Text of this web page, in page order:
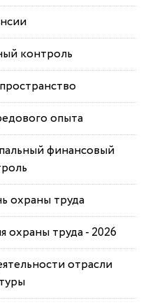
контроль
опыта
финансовый
охраны труда
охраны труда - 2026
отрасли